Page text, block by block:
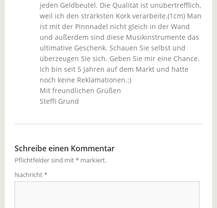
jeden Geldbeutel. Die Qualität ist unübertrefflich,
weil ich den strärksten Kork verarbeite.(1cm) Man
ist mit der Pinnnadel nicht gleich in der Wand
und außerdem sind diese Musikinstrumente das
ultimative Geschenk. Schauen Sie selbst und
überzeugen Sie sich. Geben Sie mir eine Chance.
Ich bin seit 5 Jahren auf dem Markt und hatte
noch keine Reklamationen.:)
Mit freundlichen Grüßen
Steffi Grund
Schreibe einen Kommentar
Pflichtfelder sind mit* markiert.
Nachricht*